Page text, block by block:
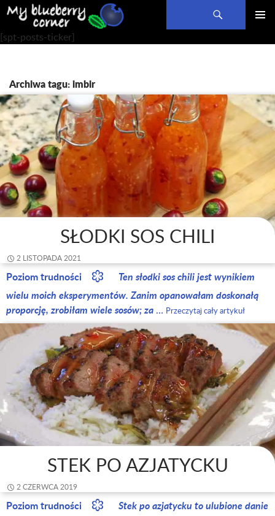
Szukaj
PRZEJDŹ
DO
[spt-posts-ticker]
Archiwa tagu: imbir
SŁODKI SOS CHILI
2 LISTOPADA 2021
Poziom trudności
Ten słodki sos chili jest wynikiem
wielu moich eksperymentów. Zanim opanowałam doskonałą
proporcję, zrobiłam wiele sosów; za … Przeczytaj cały artykuł
STEK PO AZJATYCKU
2 CZERWCA 2019
Poziom trudności
Stek po azjatycku to ulubione danie